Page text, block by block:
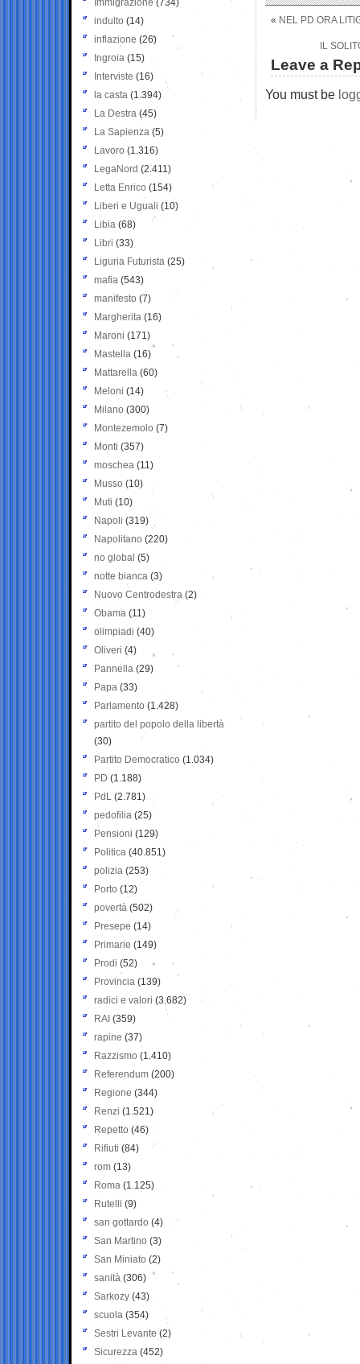
« NEL PD ORA
IL
Leave a
You must be
Immigrazione (734)
indulto (14)
inflazione (26)
Ingroia (15)
Interviste (16)
la casta (1.394)
La Destra (45)
La Sapienza (5)
Lavoro (1.316)
LegaNord (2.411)
Letta Enrico (154)
Liberi e Uguali (10)
Libia (68)
Libri (33)
Liguria Futurista (25)
mafia (543)
manifesto (7)
Margherita (16)
Maroni (171)
Mastella (16)
Mattarella (60)
Meloni (14)
Milano (300)
Montezemolo (7)
Monti (357)
moschea (11)
Musso (10)
Muti (10)
Napoli (319)
Napolitano (220)
no global (5)
notte bianca (3)
Nuovo Centrodestra (2)
Obama (11)
olimpiadi (40)
Oliveri (4)
Pannella (29)
Papa (33)
Parlamento (1.428)
partito del popolo della libertà
(30)
Partito Democratico (1.034)
PD (1.188)
PdL (2.781)
pedofilia (25)
Pensioni (129)
Politica (40.851)
polizia (253)
Porto (12)
povertà (502)
Presepe (14)
Primarie (149)
Prodi (52)
Provincia (139)
radici e valori (3.682)
RAI (359)
rapine (37)
Razzismo (1.410)
Referendum (200)
Regione (344)
Renzi (1.521)
Repetto (46)
Rifiuti (84)
rom (13)
Roma (1.125)
Rutelli (9)
san gottardo (4)
San Martino (3)
San Miniato (2)
sanità (306)
Sarkozy (43)
scuola (354)
Sestri Levante (2)
Sicurezza (452)